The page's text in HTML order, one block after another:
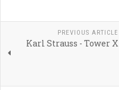
PREVIOUS ARTICLE
Karl Strauss - Tower X